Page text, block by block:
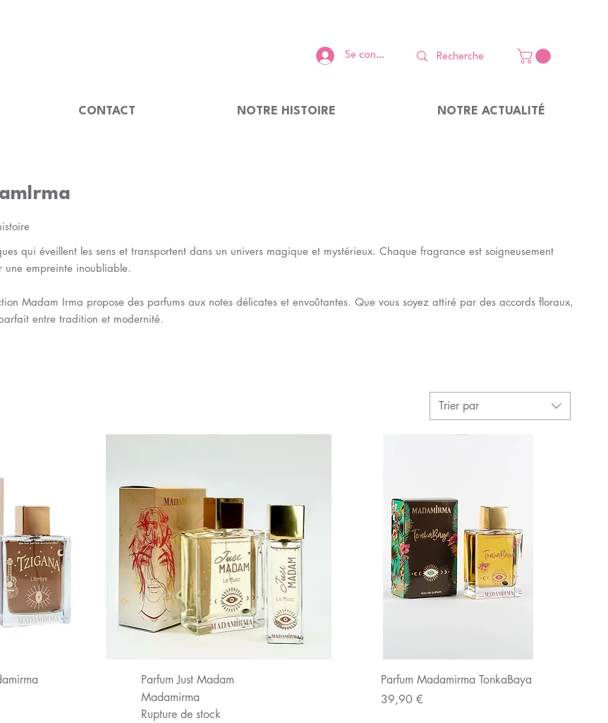
Se connecter
CONTACT NOTRE HISTOIRE NOTRE ACTUALITÉ
qui éveillent les sens et transportent dans un univers magique et mystérieux. Chaque fragrance est soigneusement
une empreinte inoubliable.
Madam Irma propose des parfums aux notes délicates et envoûtantes. Que vous soyez attiré par des accords floraux,
entre tradition et modernité.
Trier par
Aperçu rapide
Parfum Just Madam
Madamirma
Rupture de stock
Aperçu rapide
Parfum Madamirma TonkaBaya
Prix
39,90 €